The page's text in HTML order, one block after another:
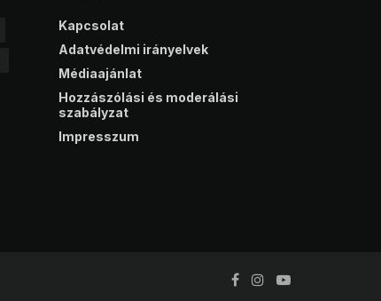
Kapcsolat
Adatvédelmi irányelvek
Médiaajánlat
Hozzászólási és moderálási
szabályzat
Impresszum